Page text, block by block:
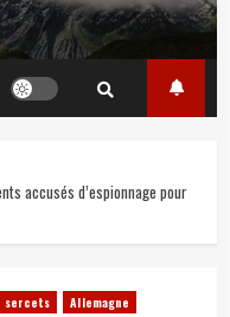
accusés d’espionnage pour
sercets
Allemagne